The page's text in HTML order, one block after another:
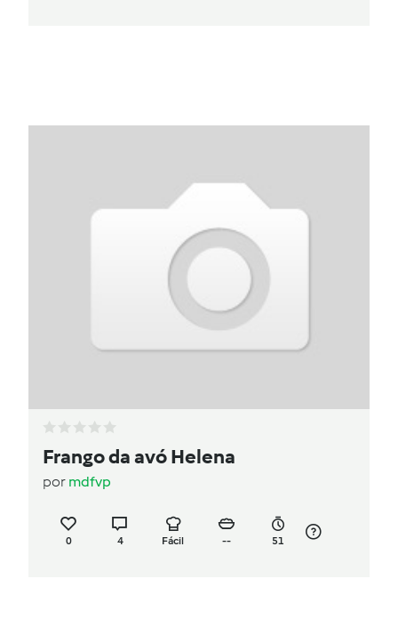
Frango da avó Helena
por mdfvp
0 4 Fácil -- 51